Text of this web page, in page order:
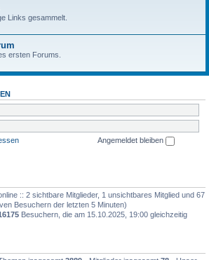
Links gesammelt.
ersten Forums.
Angemeldet bleiben
:: 2 sichtbare Mitglieder, 1 unsichtbares Mitglied und 67
Besuchern der letzten 5 Minuten)
Besuchern, die am 15.10.2025, 19:00 gleichzeitig